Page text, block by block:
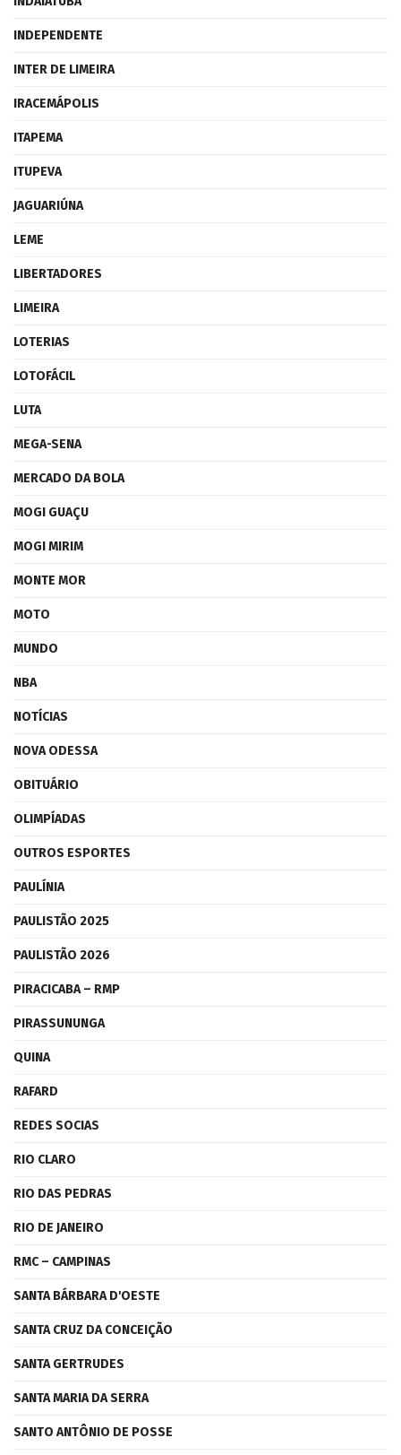
INDEPENDENTE
INTER DE LIMEIRA
IRACEMÁPOLIS
ITAPEMA
ITUPEVA
JAGUARIÚNA
LEME
LIBERTADORES
LIMEIRA
LOTERIAS
LOTOFÁCIL
LUTA
MEGA-SENA
MERCADO DA BOLA
MOGI GUAÇU
MOGI MIRIM
MONTE MOR
MOTO
MUNDO
NBA
NOTÍCIAS
NOVA ODESSA
OBITUÁRIO
OLIMPÍADAS
OUTROS ESPORTES
PAULÍNIA
PAULISTÃO 2025
PAULISTÃO 2026
PIRACICABA – RMP
PIRASSUNUNGA
QUINA
RAFARD
REDES SOCIAS
RIO CLARO
RIO DAS PEDRAS
RIO DE JANEIRO
RMC – CAMPINAS
SANTA BÁRBARA D'OESTE
SANTA CRUZ DA CONCEIÇÃO
SANTA GERTRUDES
SANTA MARIA DA SERRA
SANTO ANTÔNIO DE POSSE